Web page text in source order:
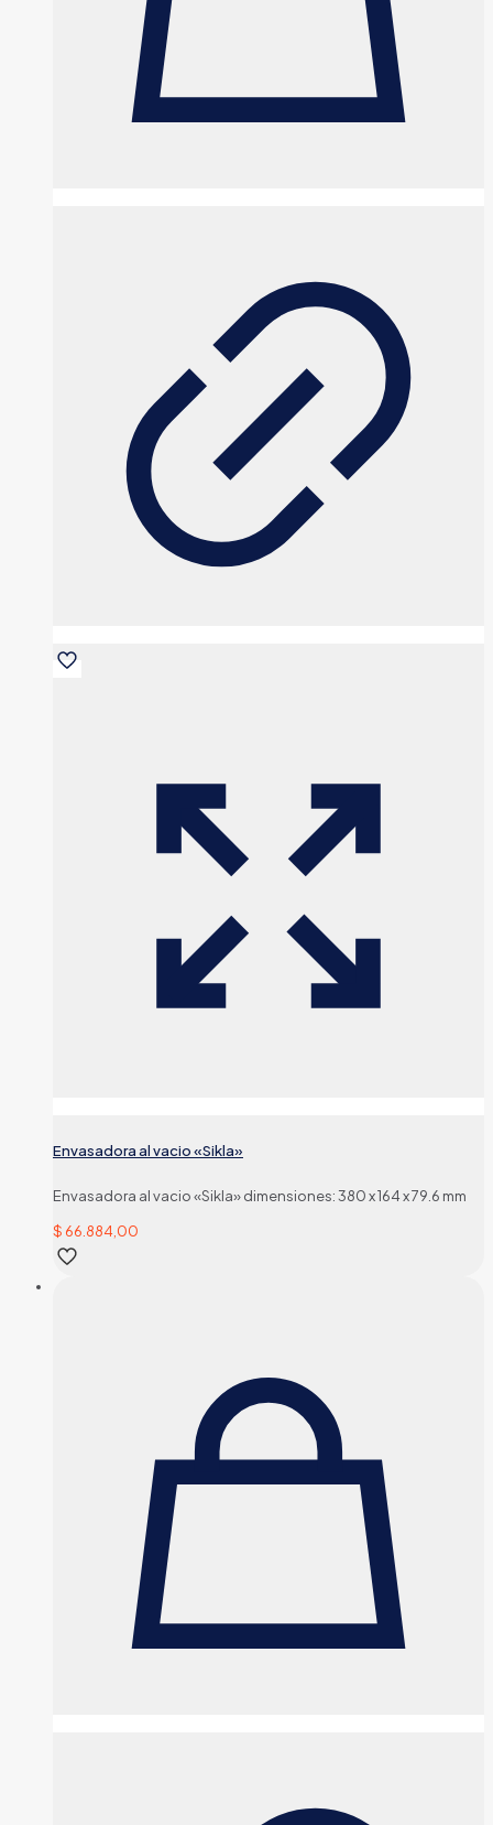
Envasadora al vacio «Sikla»
Envasadora al vacio «Sikla» dimensiones: 380 x 164 x 79.6 mm
$ 66.884,00